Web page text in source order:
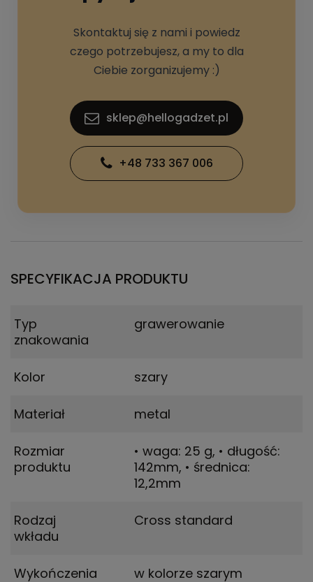
Skontaktuj się z nami i powiedz
czego potrzebujesz, a my to dla
Ciebie zorganizujemy :)
sklep@hellogadzet.pl
+48 733 367 006
SPECYFIKACJA PRODUKTU
Typ
znakowania
grawerowanie
Kolor szary
Materiał metal
Rozmiar
produktu
• waga: 25 g, • długość:
142mm, • średnica:
12,2mm
Rodzaj
wkładu
Cross standard
Wykończenia w kolorze szarym